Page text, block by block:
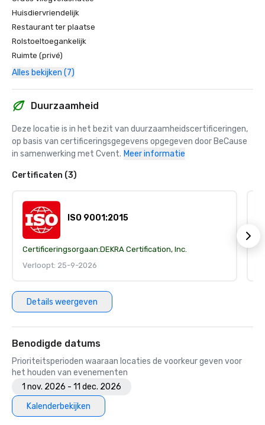
Huisdiervriendelijk
Restaurant ter plaatse
Rolstoeltoegankelijk
Ruimte (privé)
Alles bekijken (7)
Duurzaamheid
Deze locatie is in het bezit van duurzaamheidscertificeringen,
op basis van certificeringsgegevens opgegeven door BeCause
in samenwerking met Cvent. Meer informatie
Certificaten (3)
ISO 9001:2015
Certificeringsorgaan:DEKRA Certification, Inc.
Verloopt: 25-9-2026
Details weergeven
Benodigde datums
Prioriteitsperioden waaraan locaties de voorkeur geven voor
het houden van evenementen
1 nov. 2026 - 11 dec. 2026
Kalenderbekijken